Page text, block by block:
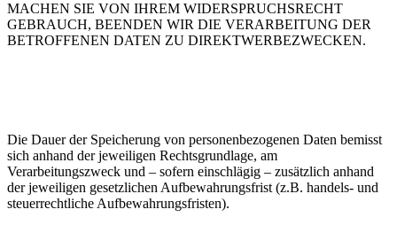
MACHEN SIE VON IHREM WIDERSPRUCHSRECHT
GEBRAUCH, BEENDEN WIR DIE VERARBEITUNG DER
BETROFFENEN DATEN ZU DIREKTWERBEZWECKEN.
Die Dauer der Speicherung von personenbezogenen Daten bemisst
sich anhand der jeweiligen Rechtsgrundlage, am
Verarbeitungszweck und – sofern einschlägig – zusätzlich anhand
der jeweiligen gesetzlichen Aufbewahrungsfrist (z.B. handels- und
steuerrechtliche Aufbewahrungsfristen).